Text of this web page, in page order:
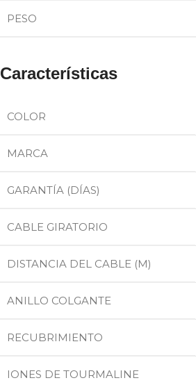
PESO
Características
COLOR
MARCA
GARANTÍA (DÍAS)
CABLE GIRATORIO
DISTANCIA DEL CABLE (M)
ANILLO COLGANTE
RECUBRIMIENTO
IONES DE TOURMALINE